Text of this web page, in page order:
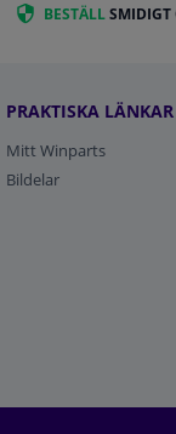
BESTÄLLSMIDIGT
PRAKTISKA LÄNKAR
Mitt Winparts
Bildelar